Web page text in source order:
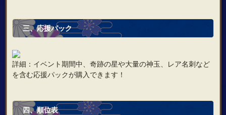
三、応援パック
詳細：イベント期間中、奇跡の星や大量の神玉、レア名刺など
を含む応援パックが購入できます！
四、順位表